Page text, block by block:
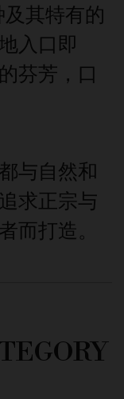
其特有的
入口即
芬芳，口
与自然和
求正宗与
而打造。